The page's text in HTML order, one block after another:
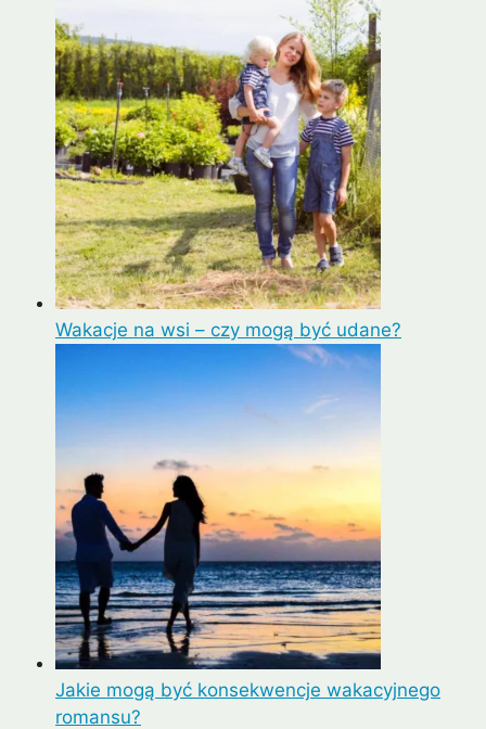
Wakacje na wsi – czy mogą być udane?
Jakie mogą być konsekwencje wakacyjnego
romansu?